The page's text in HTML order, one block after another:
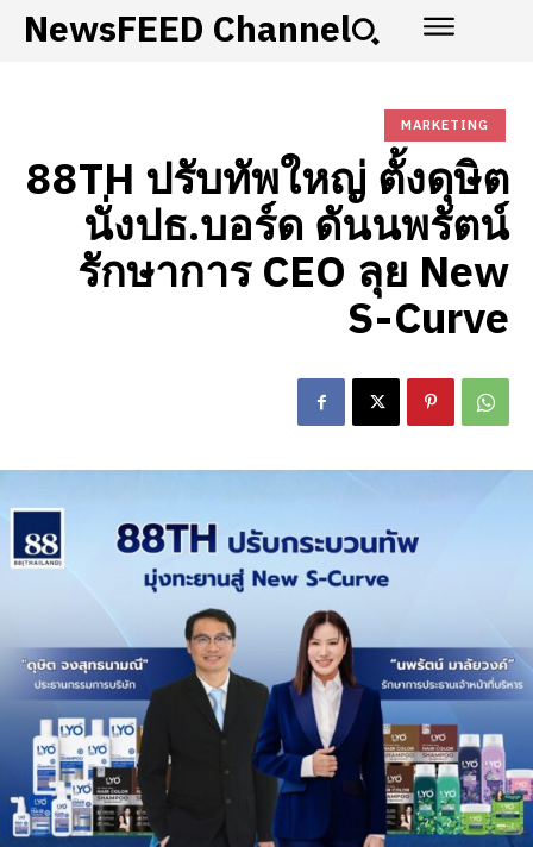
NewsFEED Channel
MARKETING
88TH ปรับทัพใหญ่ ตั้งดุษิต
นั่งปธ.บอร์ด ดันนพรัตน์
รักษาการ CEO ลุย New
S-Curve